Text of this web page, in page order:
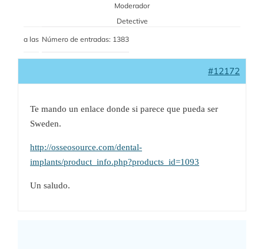
Moderador
Detective
a las Número de entradas: 1383
#12172
Te mando un enlace donde si parece que pueda ser
Sweden.
http://osseosource.com/dental-
implants/product_info.php?products_id=1093
Un saludo.